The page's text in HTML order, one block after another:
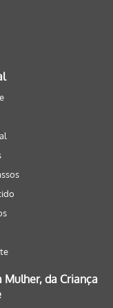
Mulher, da Criança